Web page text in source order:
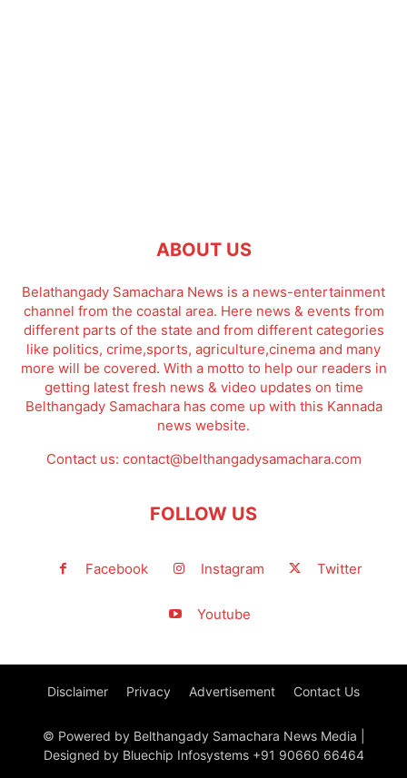
ABOUT US
Belathangady Samachara News is a news-entertainment
channel from the coastal area. Here news & events from
different parts of the state and from different categories
like politics, crime,sports, agriculture,cinema and many
more will be covered. With a motto to help our readers in
getting latest fresh news & video updates on time
Belthangady Samachara has come up with this Kannada
news website.
Contact us: contact@belthangadysamachara.com
FOLLOW US
Facebook Instagram Twitter
Youtube
Disclaimer Privacy Advertisement Contact Us
© Powered by Belthangady Samachara News Media |
Designed by Bluechip Infosystems +91 90660 66464